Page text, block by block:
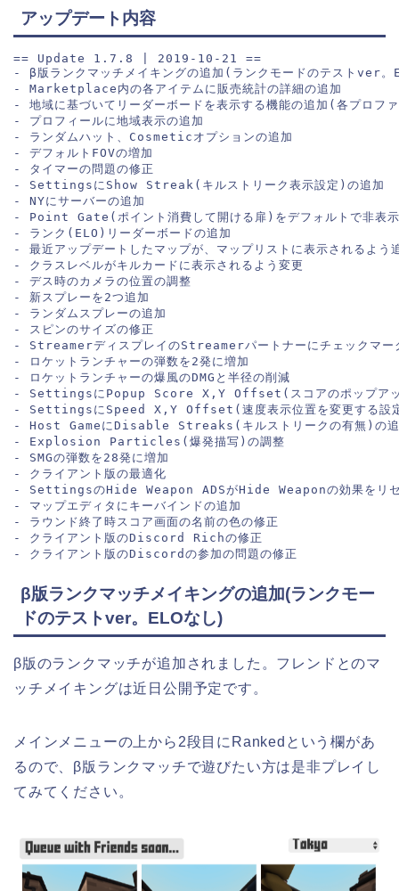
アップデート内容
== Update 1.7.8 | 2019-10-21 ==
- β版ランクマッチメイキングの追加(ランクモードのテストver
- Marketplace内の各アイテムに販売統計の詳細の追加
- 地域に基づいてリーダーボードを表示する機能の追加(各プロフ
- プロフィールに地域表示の追加
- ランダムハット、Cosmeticオプションの追加
- デフォルトFOVの増加
- タイマーの問題の修正
- SettingsにShow Streak(キルストリーク表示設定)の追加
- NYにサーバーの追加
- Point Gate(ポイント消費して開ける扉)をデフォルトで非表示
- ランク(ELO)リーダーボードの追加
- 最近アップデートしたマップが、マップリストに表示されるよう
- クラスレベルがキルカードに表示されるよう変更
- デス時のカメラの位置の調整
- 新スプレーを2つ追加
- ランダムスプレーの追加
- スピンのサイズの修正
- StreamerディスプレイのStreamerパートナーにチェックマー
- ロケットランチャーの弾数を2発に増加
- ロケットランチャーの爆風のDMGと半径の削減
- SettingsにPopup Score X,Y Offset(スコアのポップアッ
- SettingsにSpeed X,Y Offset(速度表示位置を変更する設
- Host GameにDisable Streaks(キルストリークの有無)の
- Explosion Particles(爆発描写)の調整
- SMGの弾数を28発に増加
- クライアント版の最適化
- SettingsのHide Weapon ADSがHide Weaponの効果をリセ
- マップエディタにキーバインドの追加
- ラウンド終了時スコア画面の名前の色の修正
- クライアント版のDiscord Richの修正
- クライアント版のDiscordの参加の問題の修正
β版ランクマッチメイキングの追加(ランクモー
ドのテストver。ELOなし)
β版のランクマッチが追加されました。フレンドとのマ
ッチメイキングは近日公開予定です。
メインメニューの上から2段目にRankedという欄があ
るので、β版ランクマッチで遊びたい方は是非プレイし
てみてください。